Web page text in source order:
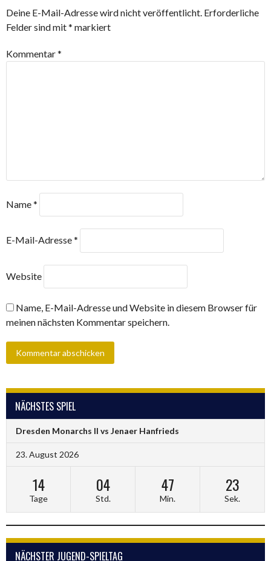
Deine E-Mail-Adresse wird nicht veröffentlicht. Erforderliche
Felder sind mit* markiert
Kommentar*
Name*
E-Mail-Adresse*
Website
Name, E-Mail-Adresse und Website in diesem Browser für
meinen nächsten Kommentar speichern.
NÄCHSTES SPIEL
Dresden Monarchs II vs Jenaer Hanfrieds
23. August 2026
14
Tage
04
Std.
47
Min.
23
Sek.
NÄCHSTER JUGEND-SPIELTAG